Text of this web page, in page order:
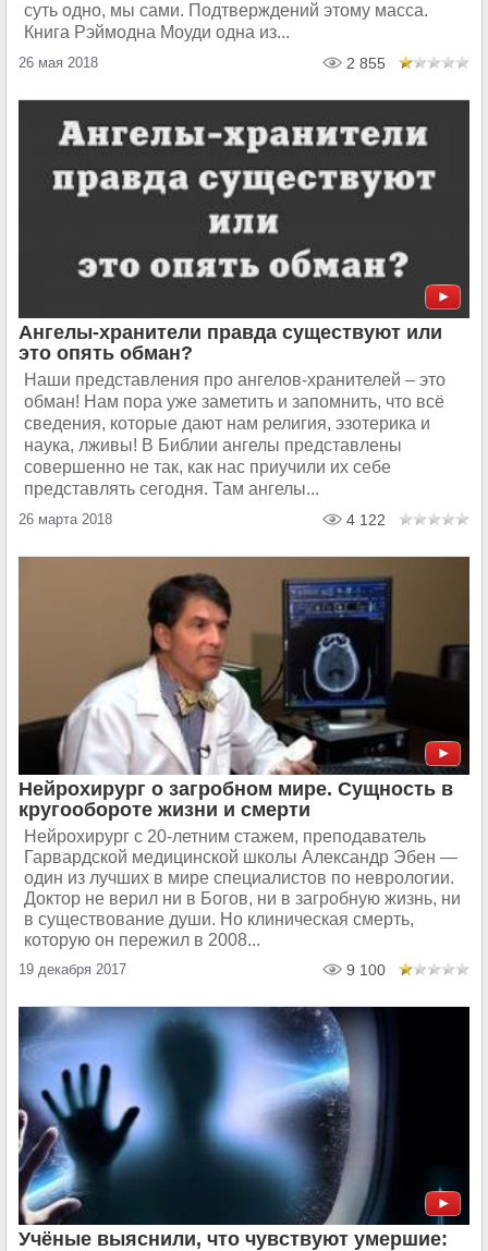
суть одно, мы сами. Подтверждений этому масса.
Книга Рэймодна Моуди одна из...
26 мая 2018 2 855
Ангелы-хранители правда существуют или
это опять обман?
Наши представления про ангелов-хранителей – это
обман! Нам пора уже заметить и запомнить, что всё
сведения, которые дают нам религия, эзотерика и
наука, лживы! В Библии ангелы представлены
совершенно не так, как нас приучили их себе
представлять сегодня. Там ангелы...
26 марта 2018 4 122
Нейрохирург о загробном мире. Сущность в
кругообороте жизни и смерти
Нейрохирург с 20-летним стажем, преподаватель
Гарвардской медицинской школы Александр Эбен —
один из лучших в мире специалистов по неврологии.
Доктор не верил ни в Богов, ни в загробную жизнь, ни
в существование души. Но клиническая смерть,
которую он пережил в 2008...
19 декабря 2017 9 100
Учёные выяснили, что чувствуют умершие: